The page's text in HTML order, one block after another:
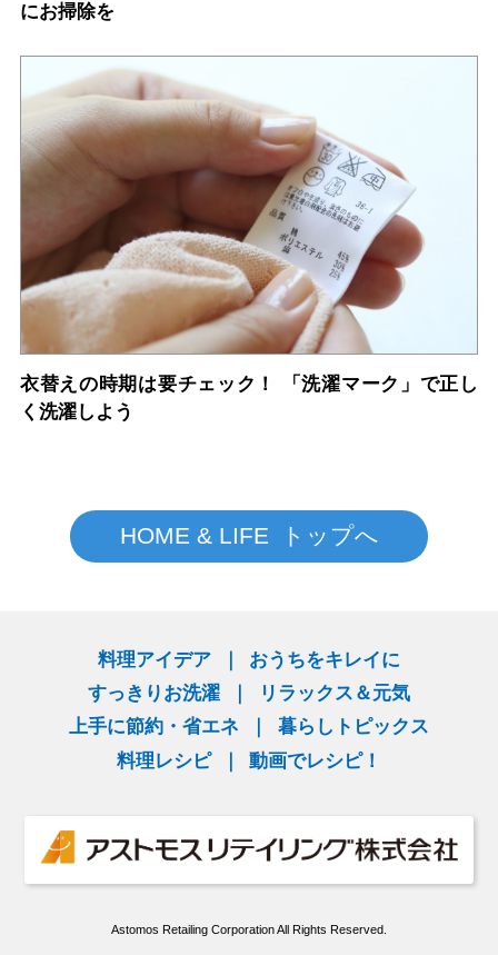
にお掃除を
衣替えの時期は要チェック！ 「洗濯マーク」で正し
く洗濯しよう
HOME & LIFE トップへ
料理アイデア
おうちをキレイに
すっきりお洗濯
リラックス＆元気
上手に節約・省エネ
暮らしトピックス
料理レシピ
動画でレシピ！
Astomos Retailing Corporation All Rights Reserved.